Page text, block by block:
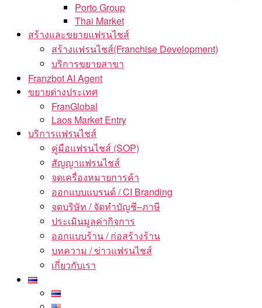
Porto Group
Thai Market
สร้างและขยายแฟรนไชส์
สร้างแฟรนไชส์(Franchise Development)
บริการขยายสาขา
Franzbot AI Agent
ขยายต่างประเทศ
FranGlobal
Laos Market Entry
บริการแฟรนไชส์
คู่มือแฟรนไชส์ (SOP)
สัญญาแฟรนไชส์
จดเครื่องหมายการค้า
ออกแบบแบรนด์ / CI Branding
จดบริษัท / จัดทำบัญชี–ภาษี
ประเมินมูลค่ากิจการ
ออกแบบร้าน / ก่อสร้างร้าน
บทความ / ข่าวแฟรนไชส์
เกี่ยวกับเรา